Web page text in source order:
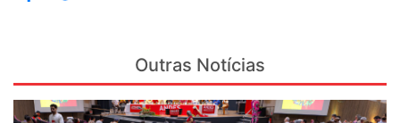
Outras Notícias